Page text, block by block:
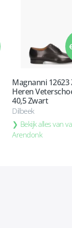
Magnanni 12623
Heren
40,5 Zwart
Dilbeek
Bekijk alles van
Arendonk